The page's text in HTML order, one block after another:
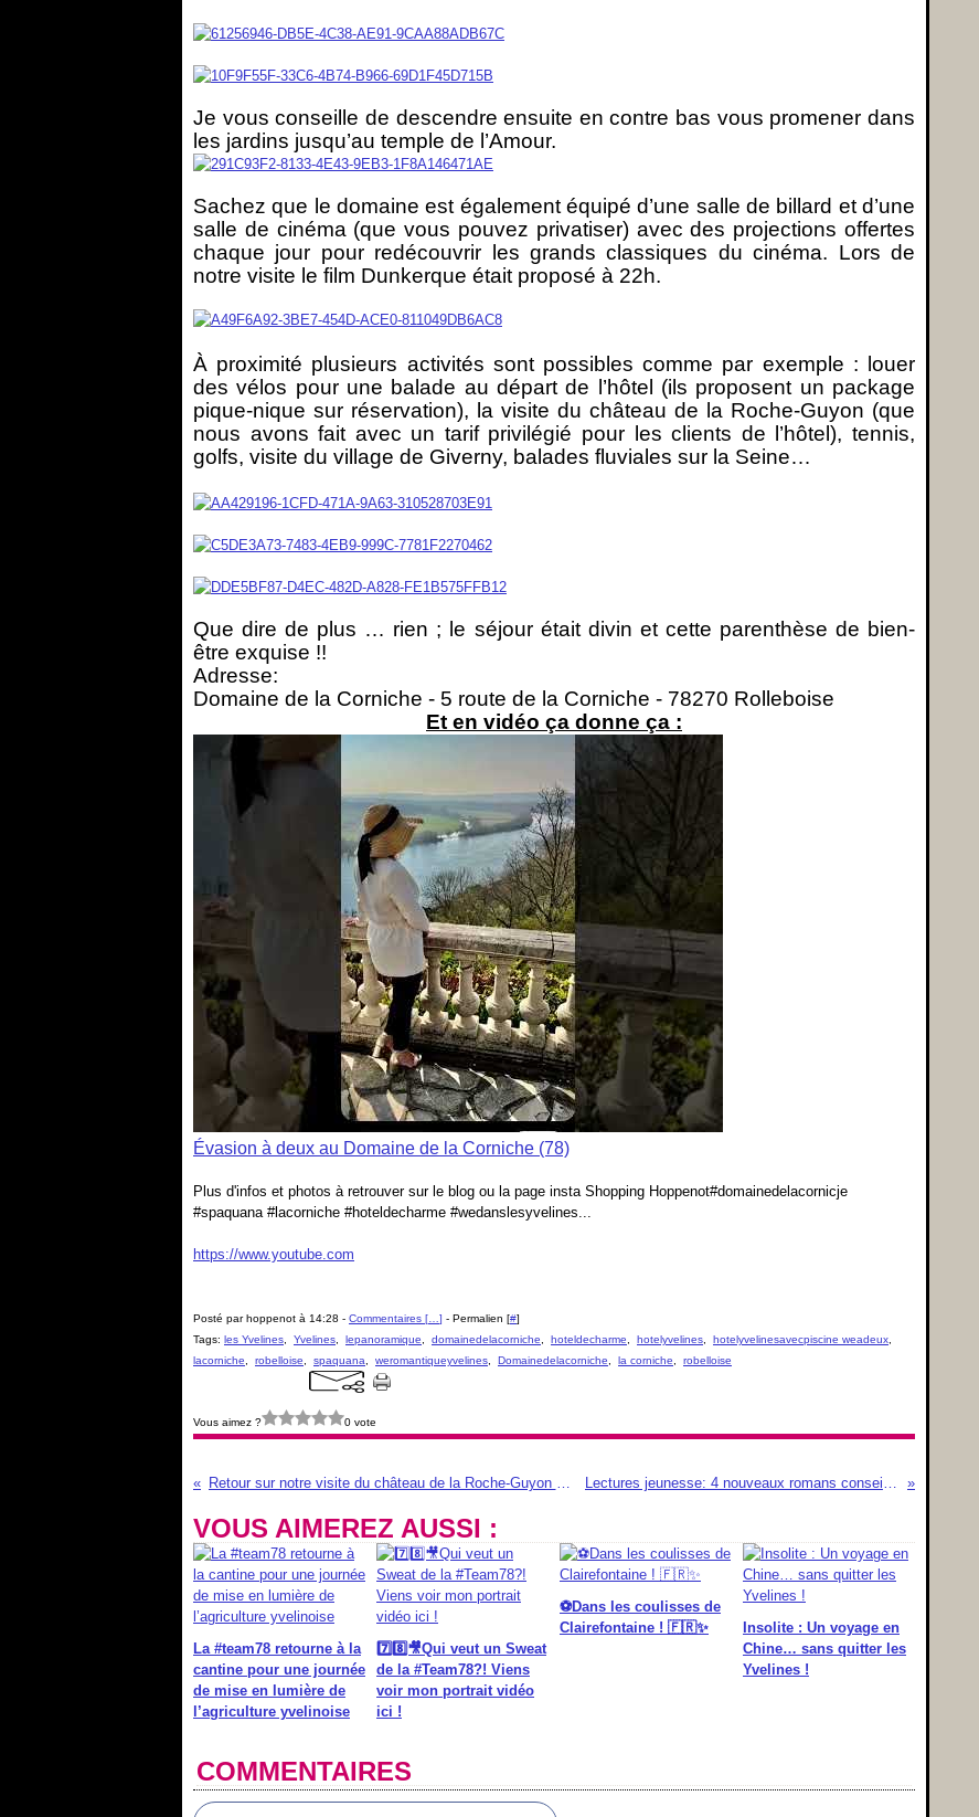
Je vous conseille de descendre ensuite en contre bas vous promener dans
les jardins jusqu’au temple de l’Amour.
Sachez que le domaine est également équipé d’une salle de billard et d’une
salle de cinéma (que vous pouvez privatiser) avec des projections offertes
chaque jour pour redécouvrir les grands classiques du cinéma. Lors de
notre visite le film Dunkerque était proposé à 22h.
À proximité plusieurs activités sont possibles comme par exemple : louer
des vélos pour une balade au départ de l’hôtel (ils proposent un package
pique-nique sur réservation), la visite du château de la Roche-Guyon (que
nous avons fait avec un tarif privilégié pour les clients de l’hôtel), tennis,
golfs, visite du village de Giverny, balades fluviales sur la Seine…
Que dire de plus … rien ; le séjour était divin et cette parenthèse de bien-
être exquise !!
Adresse:
Domaine de la Corniche - 5 route de la Corniche - 78270 Rolleboise
Et en vidéo ça donne ça :
Évasion à deux au Domaine de la Corniche (78)
Plus d'infos et photos à retrouver sur le blog ou la page insta Shopping Hoppenot#domainedelacornicje
#spaquana #lacorniche #hoteldecharme #wedanslesyvelines...
https://www.youtube.com
Posté par hoppenot à 14:28 - Commentaires [ ] - Permalien [#]
Tags: les Yvelines Yvelines lepanoramique domainedelacorniche hoteldecharme hotelyvelines hotelyvelinesavecpiscine weadeux
lacorniche
robelloise spaquana weromantiqueyvelines Domainedelacorniche la corniche robelloise
Vous aimez ? 0 vote
Retour sur notre visite du château de la Roche-Guyon aux portes du 78 (Vidéo) Lectures jeunesse: 4 nouveaux romans conseillés pour vos 9/12 ans
VOUS AIMEREZ AUSSI :
La #team78 retourne à la
cantine pour une journée
de mise en lumière de
l’agriculture yvelinoise
7️⃣8️⃣🎥Qui veut un Sweat
de la #Team78?! Viens
voir mon portrait vidéo
ici !
⚽️Dans les coulisses de
Clairefontaine ! 🇫🇷✨
Insolite : Un voyage en
Chine… sans quitter les
Yvelines !
COMMENTAIRES